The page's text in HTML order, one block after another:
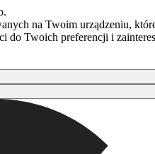
na Twoim urządzeniu,
do Twoich preferencji i